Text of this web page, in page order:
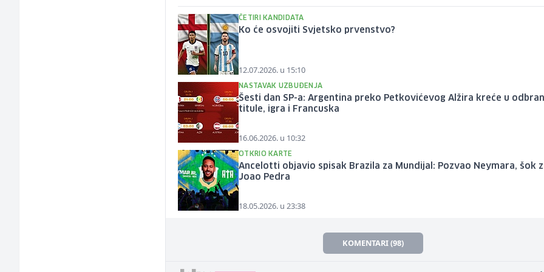
ČETIRI KANDIDATA
Ko će osvojiti Svjetsko prvenstvo?
12.07.2026. u 15:10
NASTAVAK UZBUĐENJA
Šesti dan SP-a: Argentina preko Petkovićevog Alžira kreće u
titule, igra i Francuska
16.06.2026. u 10:32
OTKRIO KARTE
Ancelotti objavio spisak Brazila za Mundijal: Pozvao Neymara, šok
Joao Pedra
18.05.2026. u 23:38
KOMENTARI (98)